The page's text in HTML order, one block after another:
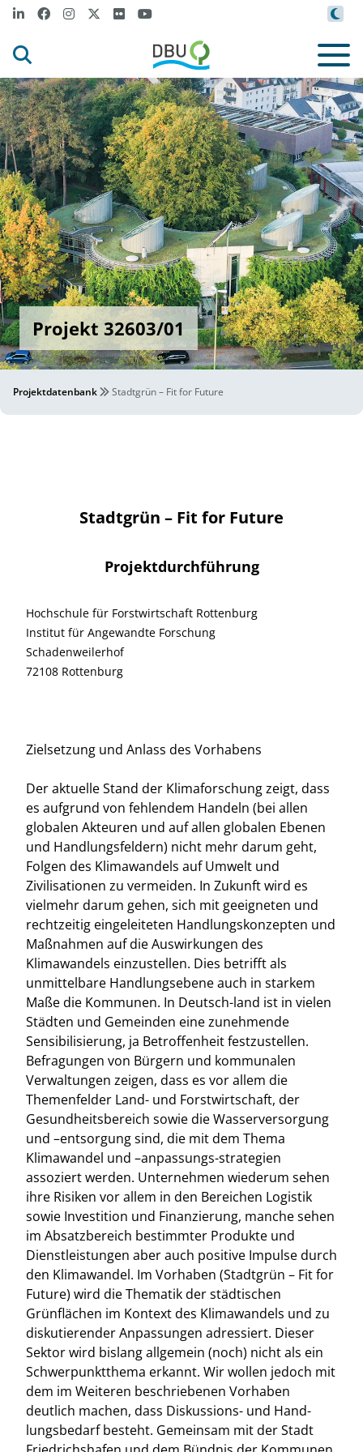
Projekt 32603/01
Projektdatenbank Stadtgrün – Fit for Future
Stadtgrün – Fit for Future
Projektdurchführung
Hochschule für Forstwirtschaft Rottenburg
Institut für Angewandte Forschung
Schadenweilerhof
72108 Rottenburg
Zielsetzung und Anlass des Vorhabens
Der aktuelle Stand der Klimaforschung zeigt, dass
es aufgrund von fehlendem Handeln (bei allen
globalen Akteuren und auf allen globalen Ebenen
und Handlungsfeldern) nicht mehr darum geht,
Folgen des Klimawandels auf Umwelt und
Zivilisationen zu vermeiden. In Zukunft wird es
vielmehr darum gehen, sich mit geeigneten und
rechtzeitig eingeleiteten Handlungskonzepten und
Maßnahmen auf die Auswirkungen des
Klimawandels einzustellen. Dies betrifft als
unmittelbare Handlungsebene auch in starkem
Maße die Kommunen. In Deutsch-land ist in vielen
Städten und Gemeinden eine zunehmende
Sensibilisierung, ja Betroffenheit festzustellen.
Befragungen von Bürgern und kommunalen
Verwaltungen zeigen, dass es vor allem die
Themenfelder Land- und Forstwirtschaft, der
Gesundheitsbereich sowie die Wasserversorgung
und –entsorgung sind, die mit dem Thema
Klimawandel und –anpassungs-strategien
assoziert werden. Unternehmen wiederum sehen
ihre Risiken vor allem in den Bereichen Logistik
sowie Investition und Finanzierung, manche sehen
im Absatzbereich bestimmter Produkte und
Dienstleistungen aber auch positive Impulse durch
den Klimawandel. Im Vorhaben (Stadtgrün – Fit for
Future) wird die Thematik der städtischen
Grünflächen im Kontext des Klimawandels und zu
diskutierender Anpassungen adressiert. Dieser
Sektor wird bislang allgemein (noch) nicht als ein
Schwerpunktthema erkannt. Wir wollen jedoch mit
dem im Weiteren beschriebenen Vorhaben
deutlich machen, dass Diskussions- und Hand-
lungsbedarf besteht. Gemeinsam mit der Stadt